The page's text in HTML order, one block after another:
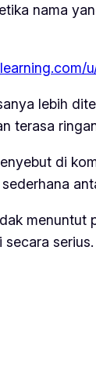
nama
lebih
terasa
di
serius.